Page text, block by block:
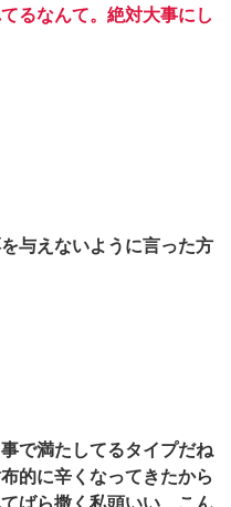
るなんて。絶対大事にし
与えないように言った方
で満たしてるタイプだね
的に辛くなってきたから
ばら撒く私頭いい、こん